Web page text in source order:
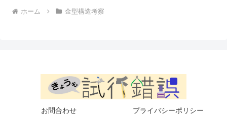
ホーム 金型構造考察
お問合わせ プライバシーポリシー